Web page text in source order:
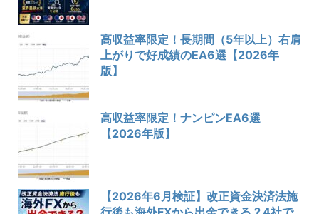
高収益率限定！長期間（5年以上）右肩
上がりで好成績のEA6選【2026年
版】
高収益率限定！ナンピンEA6選
【2026年版】
【2026年6月検証】改正資金決済法施